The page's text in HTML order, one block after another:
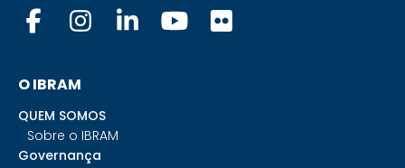
O IBRAM
QUEM SOMOS
Sobre o IBRAM
Governança